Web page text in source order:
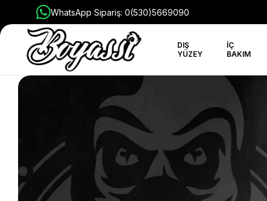
WhatsApp Sipariş: 0(530)5669090
DIŞ
YÜZEY
İÇ
BAKIM